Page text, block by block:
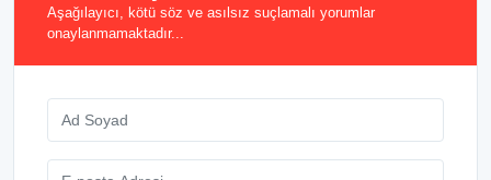
Aşağılayıcı, kötü söz ve asılsız suçlamalı yorumlar
onaylanmamaktadır...